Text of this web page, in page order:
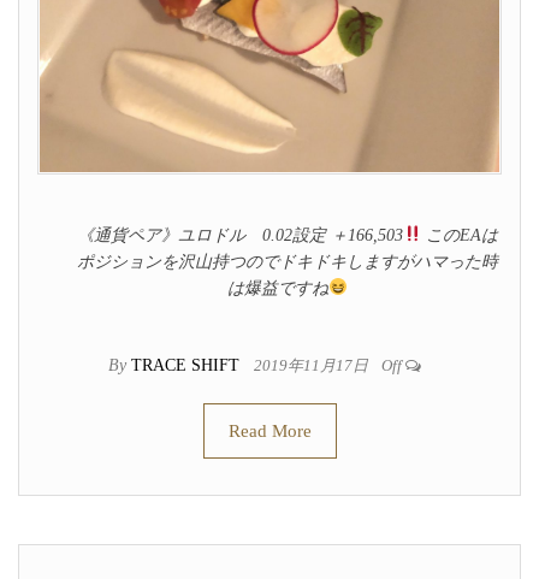
《通貨ペア》ユロドル 0.02設定 ＋166,503
このEAは
ポジションを沢山持つのでドキドキしますがハマった時
は爆益ですね
By TRACE SHIFT 2019年11月17日 Off
Read More